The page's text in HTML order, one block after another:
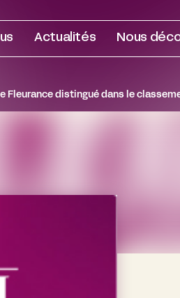
Actualités Nous
Fleurance distingué dans le